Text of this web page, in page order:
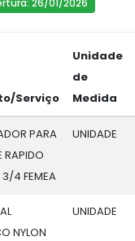
26/01/2026
Serviço
Unidade
de
Medida
PARA
RAPIDO
4 FEMEA
UNIDADE
NYLON
UNIDADE